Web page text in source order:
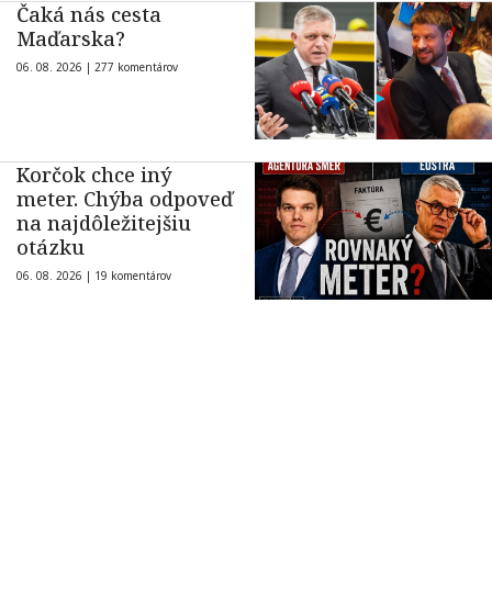
Čaká nás cesta
Maďarska?
06. 08. 2026 | 277 komentárov
Korčok chce iný
meter. Chýba odpoveď
na najdôležitejšiu
otázku
06. 08. 2026 | 19 komentárov